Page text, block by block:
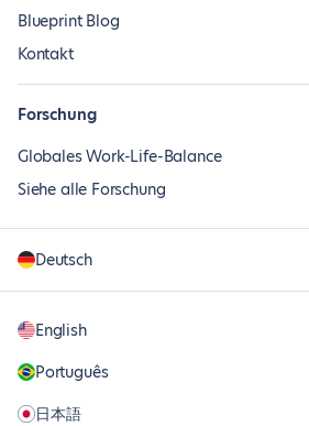
Blueprint Blog
Kontakt
Forschung
Globales Work-Life-Balance
Siehe alle Forschung
Deutsch
English
Português
日本語